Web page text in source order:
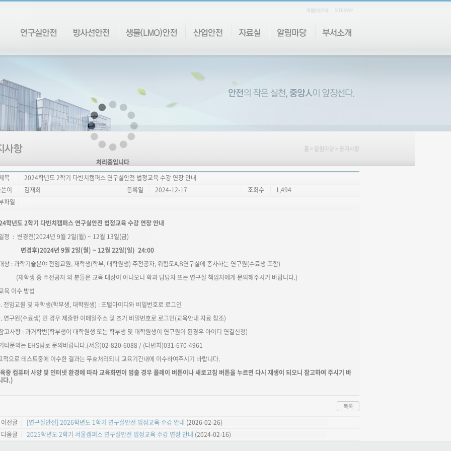
홈 >알림마당> 공지사항
목
2024학년도 2학기 다빈치캠퍼스 연구실안전 법정교육 수강 연장 안내
이
김재희 등록일 2024-12-17 조회수
1,494
파일
학년도 2학기 다빈치캠퍼스 연구실안전 법정교육 수강 연장 안내
정 : 변경전)2024년 9월 2일(월) ~ 12월 13일(금)
변경후)2024년 9월 2일(월) ~ 12월 22일(일) 24:00
상 : 과학기술분야 전임교원, 재학생(학부, 대학원생) 주전공자, 위험도A,B연구실에 종사하는 연구원(수료생 포함)
생 중 주전공자 외 분들은 교육 대상이 아니오니 학과 담당자 또는 연구실 책임자에게 문의해주시기 바랍니다.)
육 이수 방법
임교원 및 재학생(학부생, 대학원생) : 포털아이디와 비밀번호로 로그인
구원(수료생) 인 경우 제출한 이메일주소 및 초기 비밀번호로 로그인(교육안내 자료 참조)
고사항 : 과거학번(학부생이 대학원생 또는 학부생 및 대학원생이 연구원이 된경우 아이디 연결신청)
타문의는 EHS팀로 문의바랍니다.(서울)02-820-6088 / (다빈치)031-670-4961
적으로 테스트중에 이수한 결과는 무효처리되니 교육기간내에 이수하여주시기 바랍니다.
중 컴퓨터 사양 및 인터넷 환경에 따라 교육화면이 멈출 경우 플레이 버튼이나 새로고침 버튼을 누르면 다시 재생이 되오니 참고하여 주시기 바
다.)
전글 [연구실안전] 2026학년도 1학기 연구실안전 법정교육 수강 안내 (2026-02-26)
음글
2025학년도 2학기 서울캠퍼스 연구실안전 법정교육 수강 연장 안내 (2024-02-16)
처리중입니다